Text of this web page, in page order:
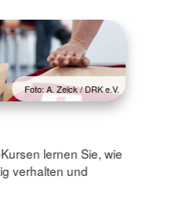
Foto: A. Zelck / DRK e.V.
lernen Sie, wie
verhalten und